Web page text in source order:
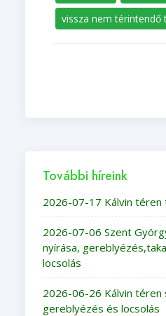
vissza nem térintendő
További híreink
2026-07-17 Kálvin téren
2026-07-06 Szent
nyírása,
locsolás
2026-06-26 Kálvin
gereblyézés és locsolás